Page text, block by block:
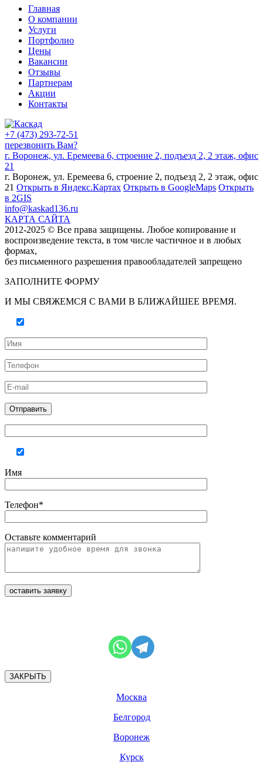
Главная
О компании
Услуги
Портфолио
Цены
Вакансии
Отзывы
Партнерам
Акции
Контакты
+7 (473) 293-72-51
перезвонить Вам?
г. Воронеж, ул. Еремеева 6, строение 2, подъезд 2, 2 этаж, офис
21
г. Воронеж, ул. Еремеева 6, строение 2, подъезд 2, 2 этаж, офис
21 Открыть в Яндекс.Картах Открыть в GoogleMaps Открыть
в 2GIS
info@kaskad136.ru
КАРТА САЙТА
2012-2025 © Все права защищены. Любое копирование и
воспроизведение текста, в том числе частичное и в любых
формах,
без письменного разрешения правообладателей запрещено
ЗАПОЛНИТЕ ФОРМУ
И МЫ СВЯЖЕМСЯ С ВАМИ В БЛИЖАЙШЕЕ ВРЕМЯ.
Имя
Телефон*
Оставьте комментарий
ЗАКРЫТЬ
Москва
Белгород
Воронеж
Курск